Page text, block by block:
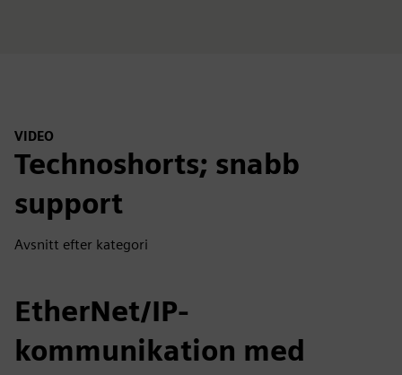
VIDEO
Technoshorts; snabb
support
Avsnitt efter kategori
EtherNet/IP-
kommunikation med